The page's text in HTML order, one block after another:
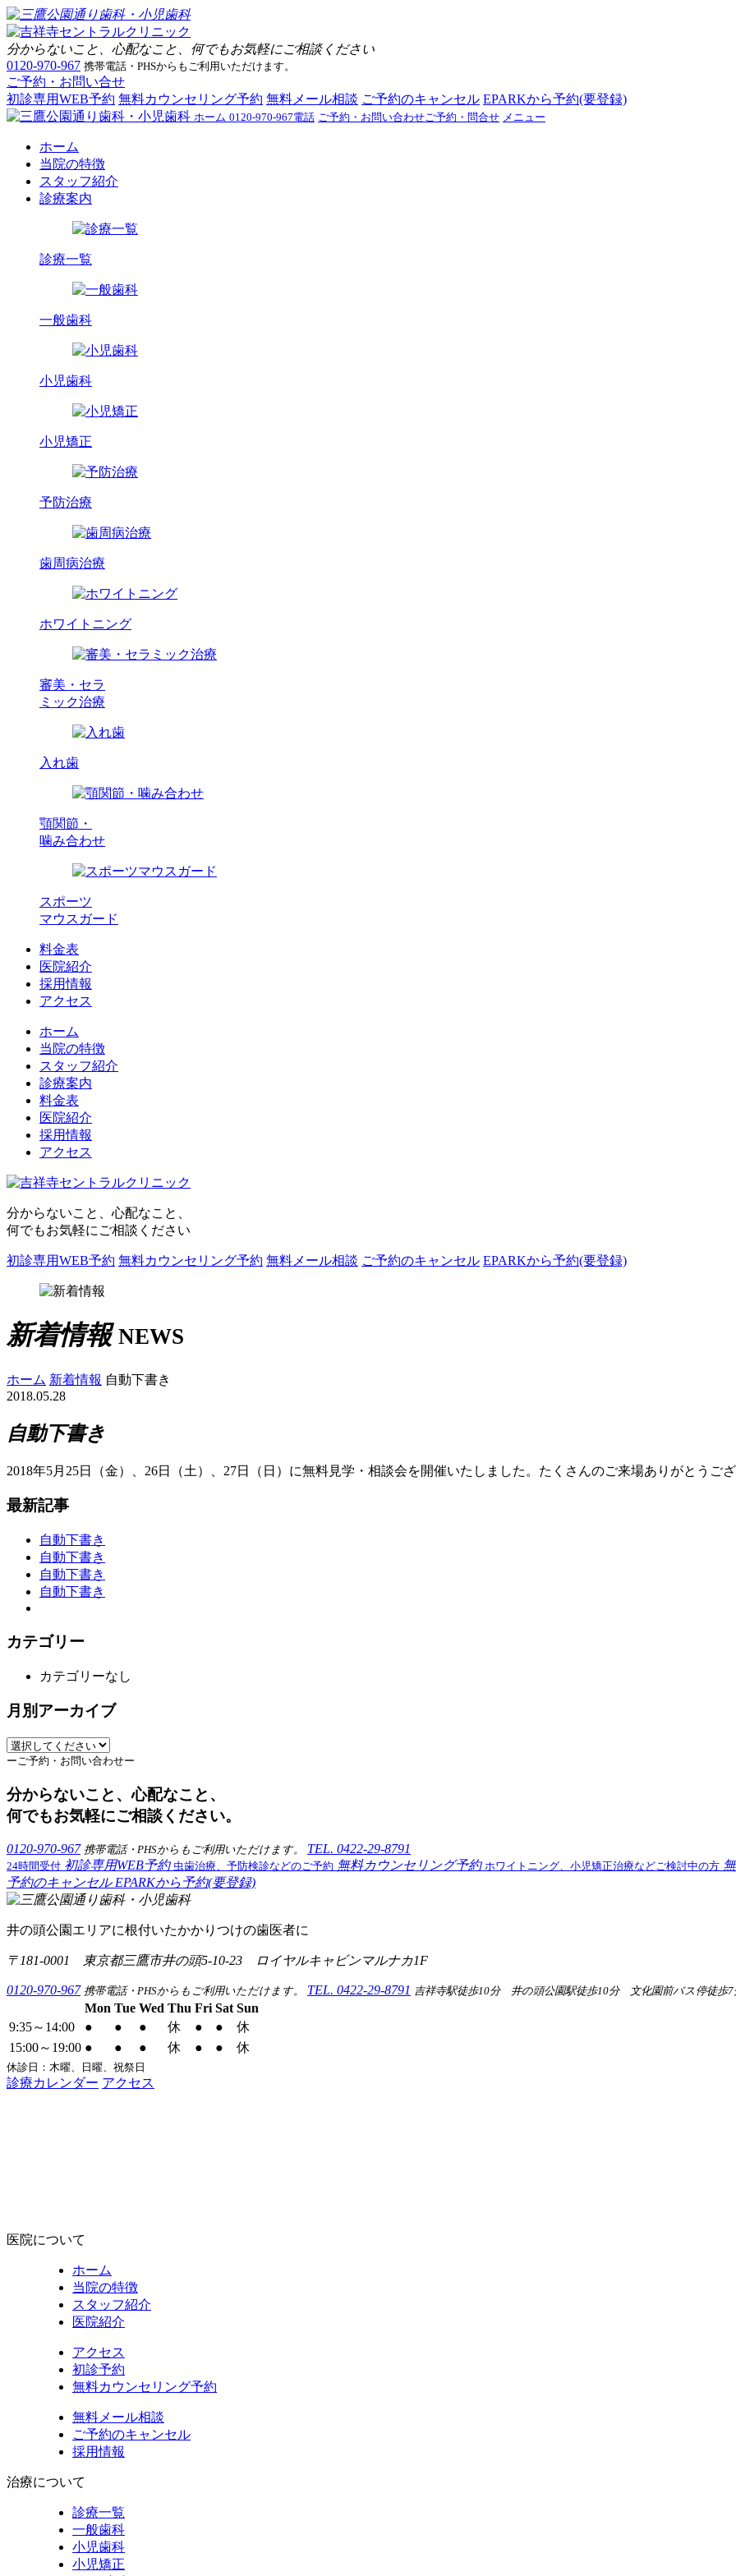
分からないこと、心配なこと、何でもお気軽にご相談ください
0120-970-967 携帯電話・PHSからもご利用いただけます。
ご予約・お問い合せ
初診専用WEB予約 無料カウンセリング予約 無料メール相談 ご予約のキャンセル EPARKから予約(要登録)
ホーム 0120-970-967電話 ご予約・お問い合わせご予約・問合せ メニュー
ホーム
当院の特徴
スタッフ紹介
診療案内
診療一覧
一般歯科
小児歯科
小児矯正
予防治療
歯周病治療
ホワイトニング
審美・セラ
ミック治療
入れ歯
顎関節・
噛み合わせ
スポーツ
マウスガード
料金表
医院紹介
採用情報
アクセス
ホーム
当院の特徴
スタッフ紹介
診療案内
料金表
医院紹介
採用情報
アクセス
分からないこと、心配なこと、
何でもお気軽にご相談ください
初診専用WEB予約 無料カウンセリング予約 無料メール相談 ご予約のキャンセル EPARKから予約(要登録)
新着情報 NEWS
ホーム 新着情報 自動下書き
2018.05.28
自動下書き
2018年5月25日（金）、26日（土）、27日（日）に無料見学・相談会を開催いたしました。たくさんのご来場ありがとうござ
最新記事
自動下書き
自動下書き
自動下書き
自動下書き
カテゴリー
カテゴリーなし
月別アーカイブ
ーご予約・お問い合わせー
分からないこと、心配なこと、
何でもお気軽にご相談ください。
0120-970-967 携帯電話・PHSからもご利用いただけます。 TEL. 0422-29-8791
24時間受付 初診専用WEB予約 虫歯治療、予防検診などのご予約 無料カウンセリング予約 ホワイトニング、小児矯正治療などご検討中の方
予約のキャンセル EPARKから予約(要登録)
井の頭公園エリアに根付いたかかりつけの歯医者に
〒181-0001 東京都三鷹市井の頭5-10-23 ロイヤルキャビンマルナカ1F
0120-970-967 携帯電話・PHSからもご利用いただけます。 TEL. 0422-29-8791 吉祥寺駅徒歩10分 井の頭公園駅徒歩10分 文化園前バス停徒歩7
Mon Tue Wed Thu Fri Sat Sun
9:35～14:00
● ● ● 休 ● ●
休
15:00～19:00 ● ● ● 休 ● ● 休
休診日：木曜、日曜、祝祭日
診療カレンダー アクセス
医院について
ホーム
当院の特徴
スタッフ紹介
医院紹介
アクセス
初診予約
無料カウンセリング予約
無料メール相談
ご予約のキャンセル
採用情報
治療について
診療一覧
一般歯科
小児歯科
小児矯正